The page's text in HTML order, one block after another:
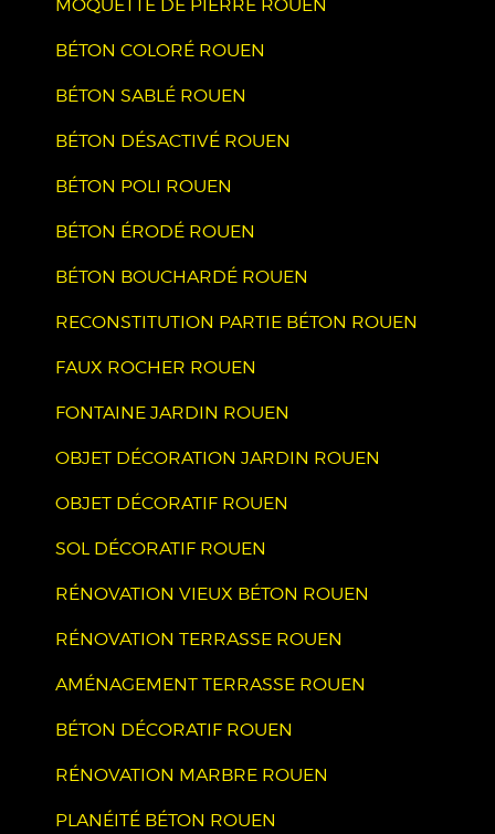
MOQUETTE DE PIERRE ROUEN
BÉTON COLORÉ ROUEN
BÉTON SABLÉ ROUEN
BÉTON DÉSACTIVÉ ROUEN
BÉTON POLI ROUEN
BÉTON ÉRODÉ ROUEN
BÉTON BOUCHARDÉ ROUEN
RECONSTITUTION PARTIE BÉTON ROUEN
FAUX ROCHER ROUEN
FONTAINE JARDIN ROUEN
OBJET DÉCORATION JARDIN ROUEN
OBJET DÉCORATIF ROUEN
SOL DÉCORATIF ROUEN
RÉNOVATION VIEUX BÉTON ROUEN
RÉNOVATION TERRASSE ROUEN
AMÉNAGEMENT TERRASSE ROUEN
BÉTON DÉCORATIF ROUEN
RÉNOVATION MARBRE ROUEN
PLANÉITÉ BÉTON ROUEN